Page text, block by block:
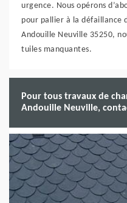
urgence. Nous opérons
pour pallier à la défaillance
Andouille Neuville 35250,
tuiles manquantes.
Pour tous travaux de
Andouille Neuville,